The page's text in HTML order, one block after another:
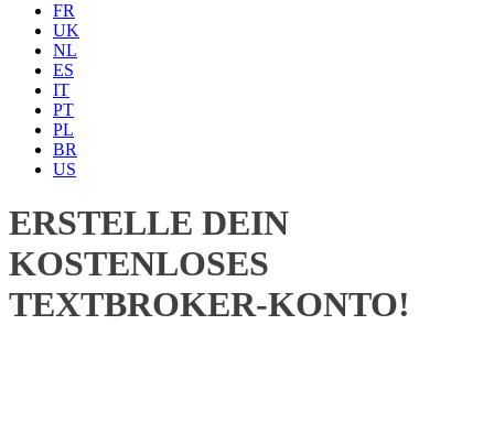
FR
UK
NL
ES
IT
PT
PL
BR
US
ERSTELLE DEIN
KOSTENLOSES
TEXTBROKER-KONTO!